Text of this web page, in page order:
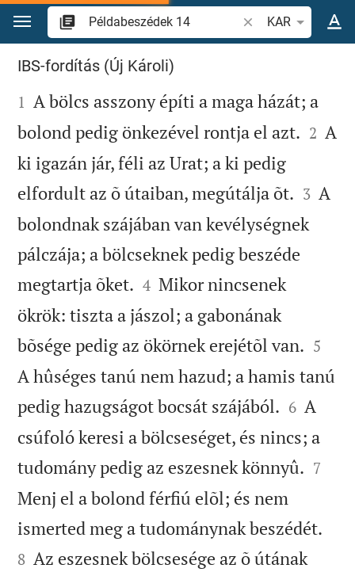
Ugrás a tartalomra
Igevers vagy szó
KAR
Példabeszédek 14
IBS-fordítás (Új Károli)

1 A bölcs asszony építi a maga házát; a
bolond pedig önkezével rontja el azt. 

2 A
ki igazán jár, féli az Urat; a ki pedig
elfordult az õ útaiban, megútálja õt. 

3 A
bolondnak szájában van kevélységnek
pálczája; a bölcseknek pedig beszéde
megtartja õket. 

4 Mikor nincsenek
ökrök: tiszta a jászol; a gabonának
bõsége pedig az ökörnek erejétõl van. 

5
A hûséges tanú nem hazud; a hamis tanú
pedig hazugságot bocsát szájából. 

6 A
csúfoló keresi a bölcseséget, és nincs; a
tudomány pedig az eszesnek könnyû. 

7
Menj el a bolond férfiú elõl; és nem
ismerted meg a tudománynak beszédét.
8 Az eszesnek bölcsesége az õ útának